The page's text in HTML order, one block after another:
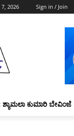
2026 Sign in / Join
ಶ್ಯಾಮಲಾ ಕುಮಾರಿ ಬೇವಿಂಜೆ